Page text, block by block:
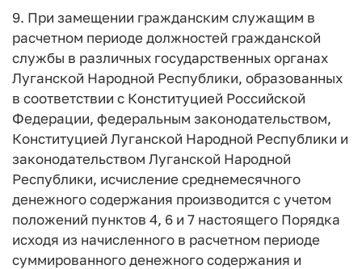
9. При замещении гражданским служащим в
расчетном периоде должностей гражданской
службы в различных государственных органах
Луганской Народной Республики, образованных
в соответствии с Конституцией Российской
Федерации, федеральным законодательством,
Конституцией Луганской Народной Республики и
законодательством Луганской Народной
Республики, исчисление среднемесячного
денежного содержания производится с учетом
положений пунктов 4, 6 и 7 настоящего Порядка
исходя из начисленного в расчетном периоде
суммированного денежного содержания и